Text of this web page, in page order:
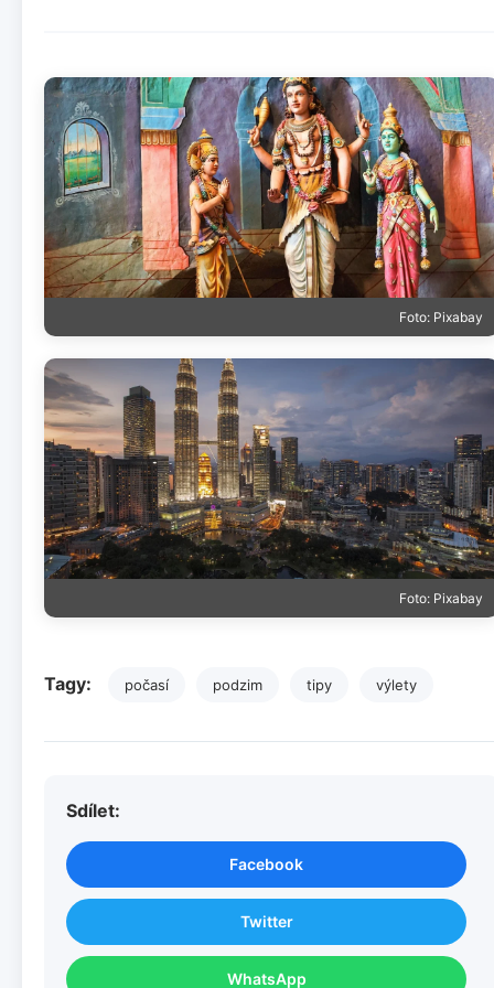
Foto: Pixabay
Foto: Pixabay
Tagy: počasí podzim tipy výlety
Sdílet:
Facebook
Twitter
WhatsApp